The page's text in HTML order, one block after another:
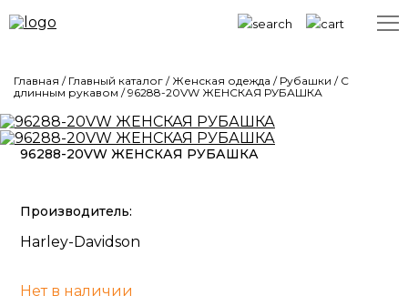
Главная / Главный каталог / Женская одежда / Рубашки / С
длинным рукавом /96288-20VW ЖЕНСКАЯ РУБАШКА
96288-20VW ЖЕНСКАЯ РУБАШКА
Производитель:
Harley-Davidson
Нет в наличии